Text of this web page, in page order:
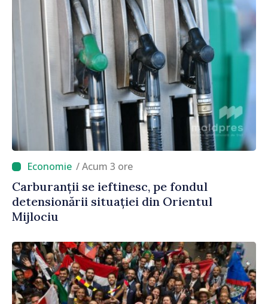
/ Acum 3 ore
Carburanții se ieftinesc, pe fondul
detensionării situației din Orientul
Mijlociu